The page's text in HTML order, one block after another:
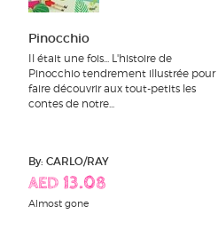
Pinocchio
Il était une fois... L'histoire de
Pinocchio tendrement illustrée pour
faire découvrir aux tout-petits les
contes de notre...
By: CARLO/RAY
AED 13.08
Almost gone